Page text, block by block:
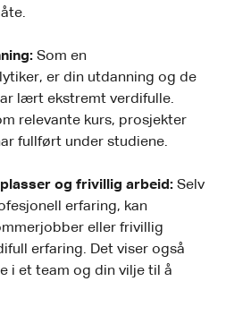
Som en
er din utdanning og de
lært ekstremt verdifulle.
relevante kurs, prosjekter
fullført under studiene.
og frivillig arbeid: Selv
erfaring, kan
eller frivillig
erfaring. Det viser også
i et team og din vilje til å